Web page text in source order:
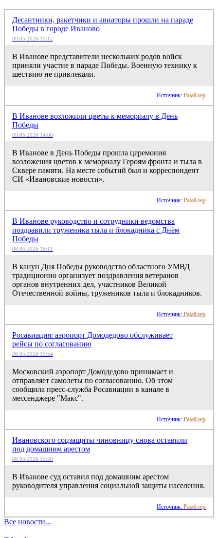
Десантники, ракетчики и авиаторы прошли на параде
Победы в городе Иваново
09.05.2026 19:12
В Иванове представители нескольких родов войск
приняли участие в параде Победы. Военную технику к
шествию не привлекали.
Источник: Рамблер
В Иванове возложили цветы к мемориалу в День
Победы
09.05.2026 14:00
В Иванове в День Победы прошла церемония
возложения цветов к мемориалу Героям фронта и тыла в
Сквере памяти. На месте событий был и корреспондент
СИ «Ивановские новости».
Источник: Рамблер
В Иванове руководство и сотрудники ведомства
поздравили труженика тыла и блокадника с Днём
Победы
08.05.2026 16:11
В канун Дня Победы руководство областного УМВД
традиционно организует поздравления ветеранов
органов внутренних дел, участников Великой
Отечественной войны, тружеников тыла и блокадников.
Источник: Рамблер
Росавиация: аэропорт Домодедово обслуживает
рейсы по согласованию
08.05.2026 15:54
Московский аэропорт Домодедово принимает и
отправляет самолеты по согласованию. Об этом
сообщила пресс-служба Росавиации в канале в
мессенджере "Макс".
Источник: Рамблер
Ивановского соцзащиты чиновницу снова оставили
под домашним арестом
08.05.2026 15:30
В Иванове суд оставил под домашним арестом
руководителя управления социальной защиты населения.
Источник: Рамблер
Все новости...